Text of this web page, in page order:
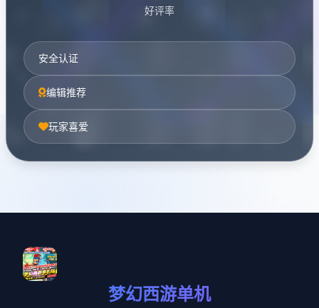
好评率
安全认证
编辑推荐
玩家喜爱
梦幻西游单机